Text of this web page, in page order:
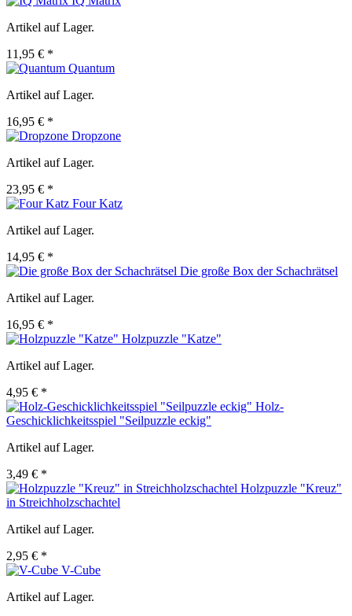
Artikel auf Lager.
11,95 € *
Quantum
Artikel auf Lager.
16,95 € *
Dropzone
Artikel auf Lager.
23,95 € *
Four Katz
Artikel auf Lager.
14,95 € *
Die große Box der Schachrätsel
Artikel auf Lager.
16,95 € *
Holzpuzzle "Katze"
Artikel auf Lager.
4,95 € *
Holz-
Geschicklichkeitsspiel "Seilpuzzle eckig"
Artikel auf Lager.
3,49 € *
Holzpuzzle "Kreuz"
in Streichholzschachtel
Artikel auf Lager.
2,95 € *
V-Cube
Artikel auf Lager.